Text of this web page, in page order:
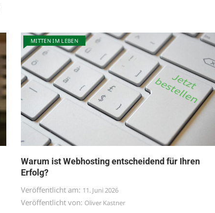
MITTEN IM LEBEN
Warum ist Webhosting entscheidend für Ihren
Erfolg?
Veröffentlicht am: 11. Juni 2026
Veröffentlicht von: Oliver Kastner